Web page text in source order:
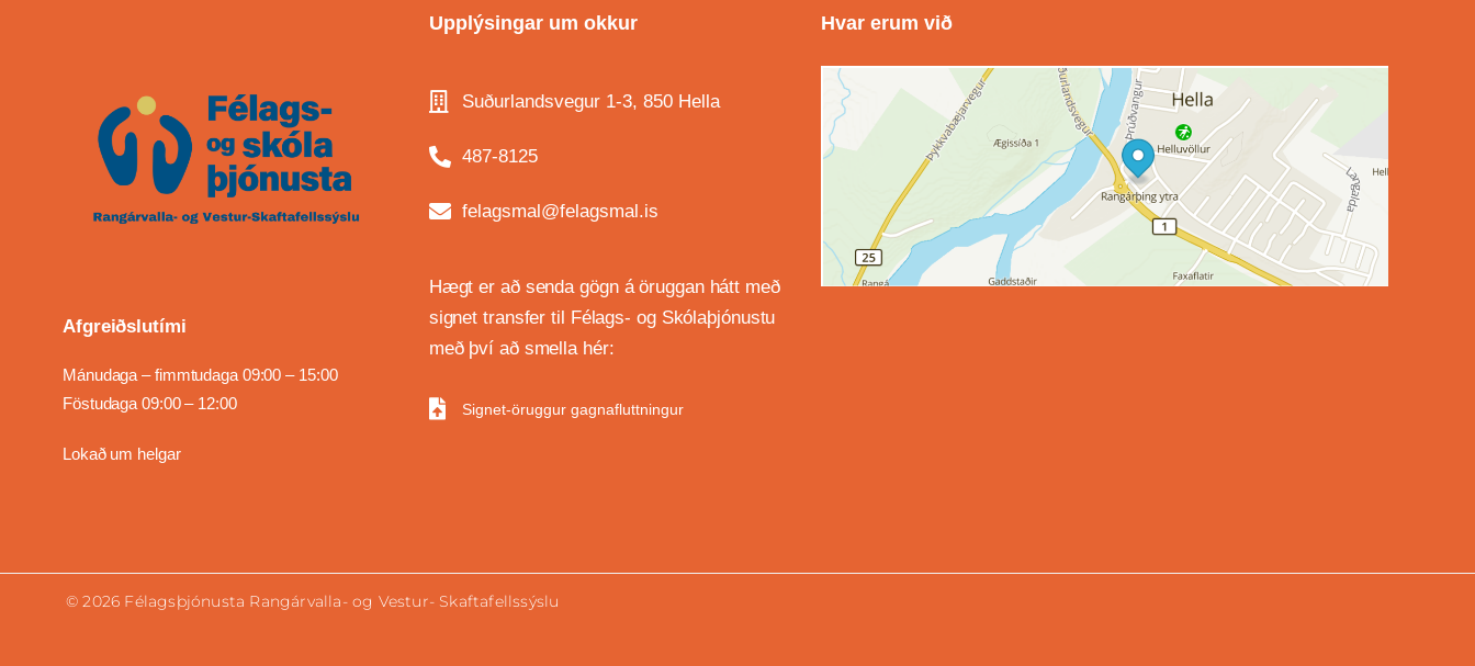
Afgreiðslutími
Mánudaga – fimmtudaga 09:00 – 15:00
Föstudaga 09:00 – 12:00
Lokað um helgar
Upplýsingar um okkur
Suðurlandsvegur 1-3, 850 Hella
487-8125
felagsmal@felagsmal.is
Hægt er að senda gögn á öruggan hátt með
signet transfer til Félags- og Skólaþjónustu
með því að smella hér:
Signet-öruggur gagnafluttningur
Hvar erum við
©2026 Félagsþjónusta Rangárvalla- og Vestur- Skaftafellssýslu